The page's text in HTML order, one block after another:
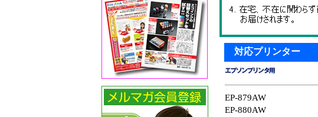
対応プリンター
EP-879AW
EP-880AW